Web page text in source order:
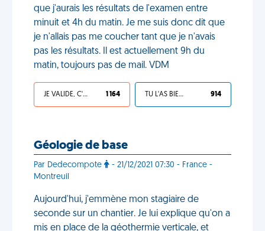
que j'aurais les résultats de l'examen entre
minuit et 4h du matin. Je me suis donc dit que
je n'allais pas me coucher tant que je n'avais
pas les résultats. Il est actuellement 9h du
matin, toujours pas de mail. VDM
JE VALIDE, C'EST UNE VDM 1 164 TU L'AS BIEN MÉRITÉ 914
Géologie de base
Par Dedecompote
- 21/12/2021 07:30 - France -
Montreuil
Aujourd'hui, j'emmène mon stagiaire de
seconde sur un chantier. Je lui explique qu'on a
mis en place de la géothermie verticale, et